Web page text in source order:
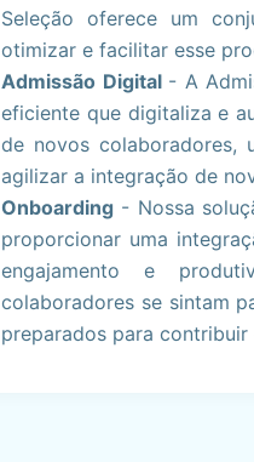
Seleção oferece um
otimizar e facilitar esse
Admissão Digital - A
eficiente que digitaliza e
de novos colaboradores,
agilizar a integração de
Onboarding - Nossa
proporcionar uma
engajamento e
colaboradores se sintam
preparados para